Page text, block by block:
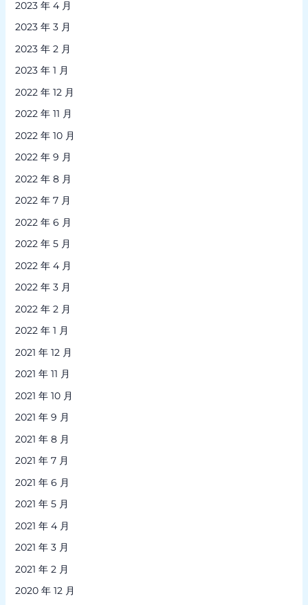
2023 年 4 月
2023 年 3 月
2023 年 2 月
2023 年 1 月
2022 年 12 月
2022 年 11 月
2022 年 10 月
2022 年 9 月
2022 年 8 月
2022 年 7 月
2022 年 6 月
2022 年 5 月
2022 年 4 月
2022 年 3 月
2022 年 2 月
2022 年 1 月
2021 年 12 月
2021 年 11 月
2021 年 10 月
2021 年 9 月
2021 年 8 月
2021 年 7 月
2021 年 6 月
2021 年 5 月
2021 年 4 月
2021 年 3 月
2021 年 2 月
2020 年 12 月